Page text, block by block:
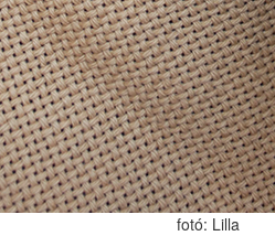
fotó: Lilla